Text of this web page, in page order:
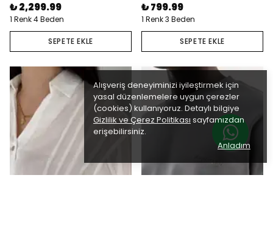
Alışveriş deneyiminizi iyileştirmek için
yasal düzenlemelere uygun çerezler
(cookies) kullanıyoruz. Detaylı bilgiye
Gizlilik ve Çerez Politikası sayfamızdan
erişebilirsiniz.
Anladım
₺ 2,299.99
1 Renk 4 Beden
SEPETE EKLE
₺ 799.99
1 Renk 3 Beden
SEPETE EKLE